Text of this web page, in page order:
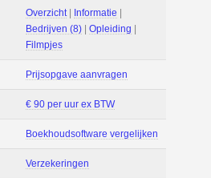
STRESSCOUNSELOR
Overzicht
Filmpjes